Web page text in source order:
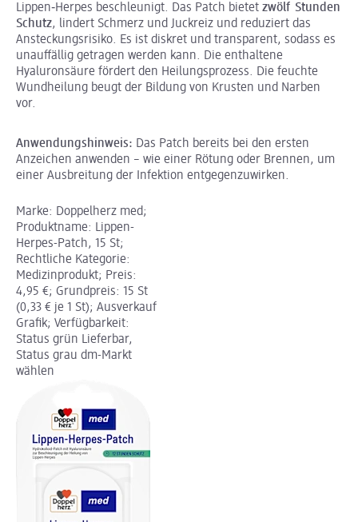
Lippen‑Herpes beschleunigt. Das Patch bietet zwölf Stunden
Schutz, lindert Schmerz und Juckreiz und reduziert das
Ansteckungsrisiko. Es ist diskret und transparent, sodass es
unauffällig getragen werden kann. Die enthaltene
Hyaluronsäure fördert den Heilungsprozess. Die feuchte
Wundheilung beugt der Bildung von Krusten und Narben
vor.
Anwendungshinweis: Das Patch bereits bei den ersten
Anzeichen anwenden – wie einer Rötung oder Brennen, um
einer Ausbreitung der Infektion entgegenzuwirken.
Marke: Doppelherz med;
Produktname: Lippen-
Herpes-Patch, 15 St;
Rechtliche Kategorie:
Medizinprodukt; Preis:
4,95 €; Grundpreis: 15 St
(0,33 € je 1 St); Ausverkauf
Grafik; Verfügbarkeit:
Status grün Lieferbar,
Status grau dm-Markt
wählen